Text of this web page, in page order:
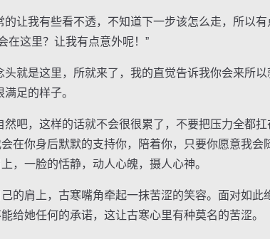
我有些看不透，不知道下一步该怎么走，所以有
在这里？让我有点意外呢！”
就是这里，所就来了，我的直觉告诉我你会来所以
足的样子。
，这样的话就不会很很累了，不要把压力全都扛
在你身后默默的支持你，陪着你，只要你愿意我会
，一脸的恬静，动人心魄，摄人心神。
肩上，古寒嘴角牵起一抹苦涩的笑容。面对如此
给她任何的承诺，这让古寒心里有种莫名的苦涩。